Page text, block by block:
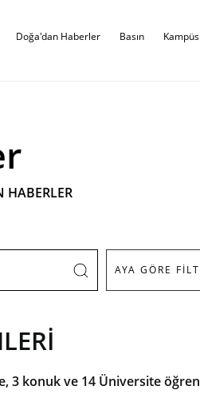
Doğa'dan Haberler Basın
HABERLER
3 konuk ve 14 Üniversite